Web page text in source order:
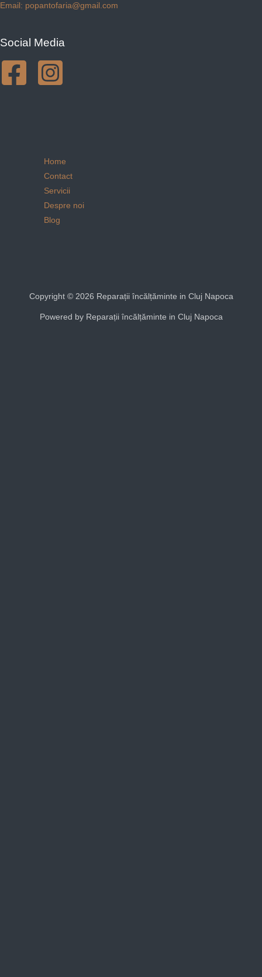
Email: popantofaria@gmail.com
Social Media
Home
Contact
Servicii
Despre noi
Blog
Copyright © 2026 Reparații încălțăminte in Cluj Napoca
Powered by Reparații încălțăminte in Cluj Napoca